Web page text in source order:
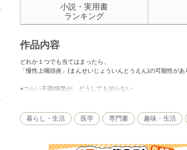
小説・実用書
ランキング
作品内容
どれか１つでも当てはまったら、
「慢性上咽頭炎」(まんせいじょういんとうえん)の可能性があ
●つらい不調/病気が、どうしても治らない
●耳の下を触ると痛い
鼻の奥の万病のもと=慢性上咽頭炎を退治する７つの方法を紹
暮らし・生活 医学 専門書 趣味・生活